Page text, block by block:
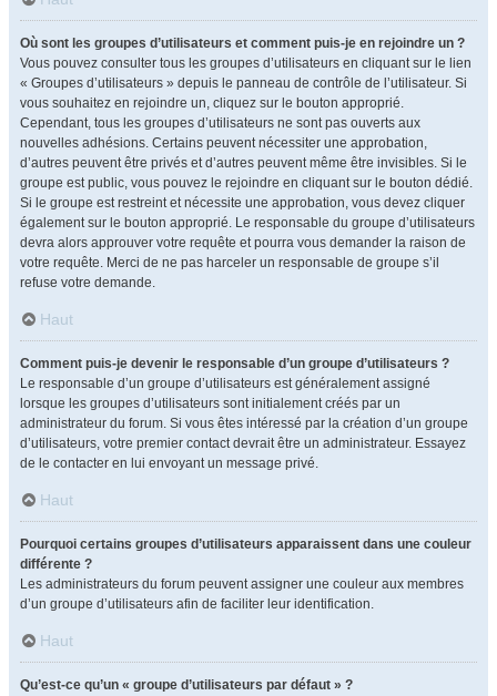
Où sont les groupes d’utilisateurs et comment puis-je en rejoindre un ?
Vous pouvez consulter tous les groupes d’utilisateurs en cliquant sur le lien
« Groupes d’utilisateurs » depuis le panneau de contrôle de l’utilisateur. Si
vous souhaitez en rejoindre un, cliquez sur le bouton approprié.
Cependant, tous les groupes d’utilisateurs ne sont pas ouverts aux
nouvelles adhésions. Certains peuvent nécessiter une approbation,
d’autres peuvent être privés et d’autres peuvent même être invisibles. Si le
groupe est public, vous pouvez le rejoindre en cliquant sur le bouton dédié.
Si le groupe est restreint et nécessite une approbation, vous devez cliquer
également sur le bouton approprié. Le responsable du groupe d’utilisateurs
devra alors approuver votre requête et pourra vous demander la raison de
votre requête. Merci de ne pas harceler un responsable de groupe s’il
refuse votre demande.
Haut
Comment puis-je devenir le responsable d’un groupe d’utilisateurs ?
Le responsable d’un groupe d’utilisateurs est généralement assigné
lorsque les groupes d’utilisateurs sont initialement créés par un
administrateur du forum. Si vous êtes intéressé par la création d’un groupe
d’utilisateurs, votre premier contact devrait être un administrateur. Essayez
de le contacter en lui envoyant un message privé.
Haut
Pourquoi certains groupes d’utilisateurs apparaissent dans une couleur
différente ?
Les administrateurs du forum peuvent assigner une couleur aux membres
d’un groupe d’utilisateurs afin de faciliter leur identification.
Haut
Qu’est-ce qu’un « groupe d’utilisateurs par défaut » ?